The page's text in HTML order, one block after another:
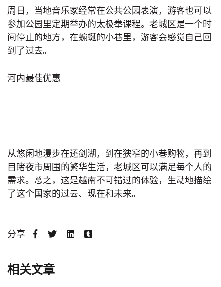
周日，当地音乐家经常在公共公园表演，游客也可以
参加公园里定期举办的太极拳课程。老城区是一个时
间停止的地方，在蜿蜒的小巷里，游客会感觉自己回
到了过去。
河内最佳优惠
从悠闲地漫步在还剑湖，到在狭窄的小巷购物，再到
目睹夜市周围的繁华生活，老城区可以满足每个人的
需求。总之，这是越南不可错过的体验，生动地描绘
了这个国家的过去、现在和未来。
分享
相关文章